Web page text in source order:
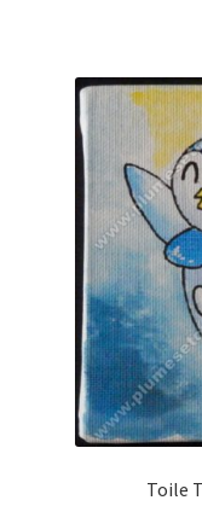
Toile